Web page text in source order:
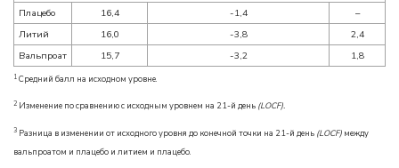
Плацебо
16,4 -1,4
–
Литий
16,0 -3,8
2,4
Вальпроат
15,7 -3,2 1,8
1 Средний балл на исходном уровне.
2 Изменение по сравнению с исходным уровнем на 21-й день (LOCF).
3 Разница в изменении от исходного уровня до конечной точки на 21-й день (LOCF) между
вальпроатом и плацебо и литием и плацебо.